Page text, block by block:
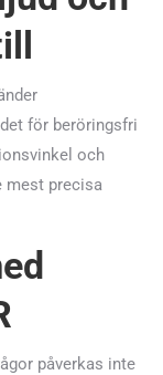
för beröringsfri
och
mest precisa
påverkas inte